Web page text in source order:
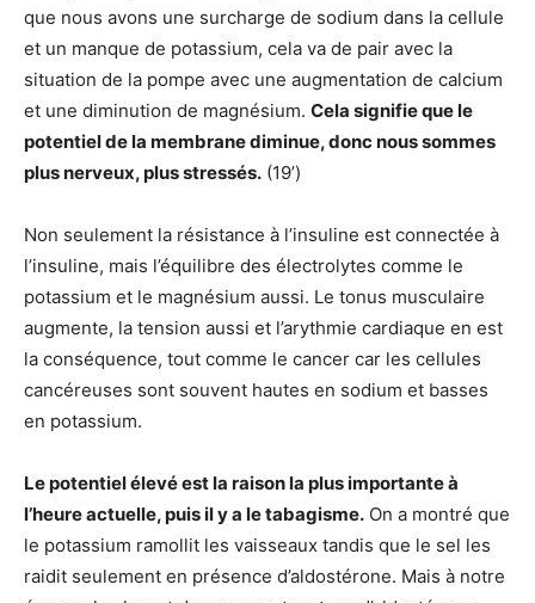
que nous avons une surcharge de sodium dans la cellule
et un manque de potassium, cela va de pair avec la
situation de la pompe avec une augmentation de calcium
et une diminution de magnésium. Cela signifie que le
potentiel de la membrane diminue, donc nous sommes
plus nerveux, plus stressés. (19’)
Non seulement la résistance à l’insuline est connectée à
l’insuline, mais l’équilibre des électrolytes comme le
potassium et le magnésium aussi. Le tonus musculaire
augmente, la tension aussi et l’arythmie cardiaque en est
la conséquence, tout comme le cancer car les cellules
cancéreuses sont souvent hautes en sodium et basses
en potassium.
Le potentiel élevé est la raison la plus importante à
l’heure actuelle, puis il y a le tabagisme. On a montré que
le potassium ramollit les vaisseaux tandis que le sel les
raidit seulement en présence d’aldostérone. Mais à notre